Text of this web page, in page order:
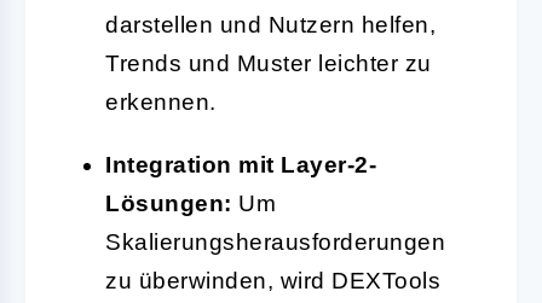
darstellen und Nutzern helfen,
Trends und Muster leichter zu
erkennen.
Integration mit Layer-2-
Lösungen: Um
Skalierungsherausforderungen
zu überwinden, wird DEXTools